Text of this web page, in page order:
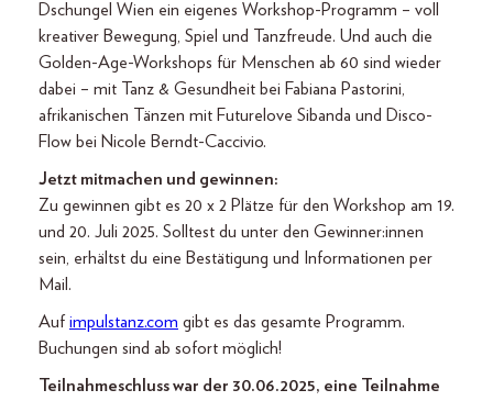
Dschungel Wien ein eigenes Workshop-Programm – voll
kreativer Bewegung, Spiel und Tanzfreude. Und auch die
Golden-Age-Workshops für Menschen ab 60 sind wieder
dabei – mit Tanz & Gesundheit bei Fabiana Pastorini,
afrikanischen Tänzen mit Futurelove Sibanda und Disco-
Flow bei Nicole Berndt-Caccivio.
Jetzt mitmachen und gewinnen:
Zu gewinnen gibt es 20 x 2 Plätze für den Workshop am 19.
und 20. Juli 2025. Solltest du unter den Gewinner:innen
sein, erhältst du eine Bestätigung und Informationen per
Mail.
Auf impulstanz.com gibt es das gesamte Programm.
Buchungen sind ab sofort möglich!
Teilnahmeschluss war der 30.06.2025, eine Teilnahme